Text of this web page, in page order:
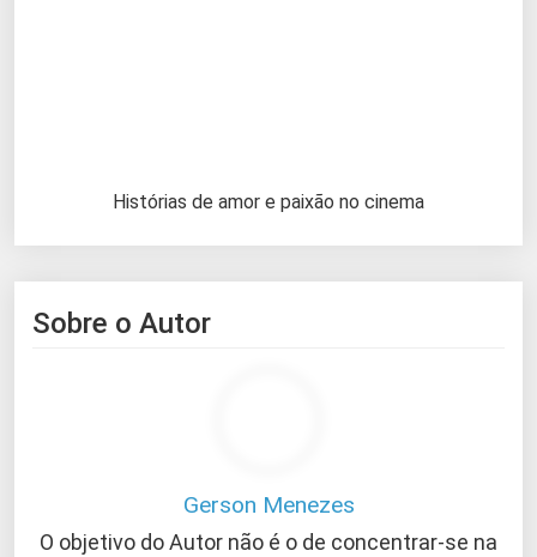
Histórias de amor e paixão no cinema
Sobre o Autor
Gerson Menezes
O objetivo do Autor não é o de concentrar-se na